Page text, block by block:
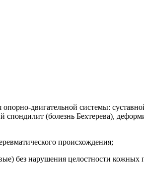
опорно-двигательной системы:
(болезнь Бехтерева),
происхождения;
без нарушения целостности